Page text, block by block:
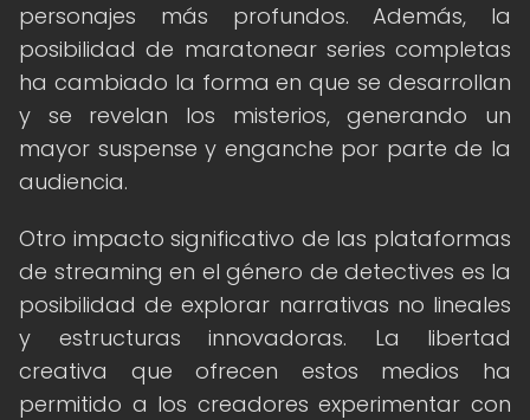
personajes más profundos. Además, la
posibilidad de maratonear series completas
ha cambiado la forma en que se desarrollan
y se revelan los misterios, generando un
mayor suspense y enganche por parte de la
audiencia.
Otro impacto significativo de las plataformas
de streaming en el género de detectives es la
posibilidad de explorar narrativas no lineales
y estructuras innovadoras. La libertad
creativa que ofrecen estos medios ha
permitido a los creadores experimentar con